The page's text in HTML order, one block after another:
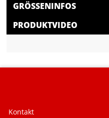
GRÖSSENINFOS
PRODUKTVIDEO
Kontakt